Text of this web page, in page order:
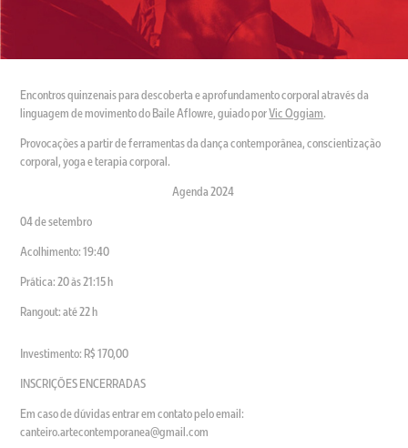
Encontros quinzenais para descoberta e aprofundamento corporal através da
linguagem de movimento do Baile Aflowre, guiado porVic Oggiam.
Provocações a partir de ferramentas da dança contemporânea, conscientização
corporal, yoga e terapia corporal.
Agenda 2024
04 de setembro
Acolhimento: 19:40
Prática: 20 às 21:15 h
Rangout: até 22 h
Investimento: R$ 170,00
INSCRIÇÕES ENCERRADAS​​​​​​​
Em caso de dúvidas entrar em contato pelo email:
canteiro.artecontemporanea@gmail.com